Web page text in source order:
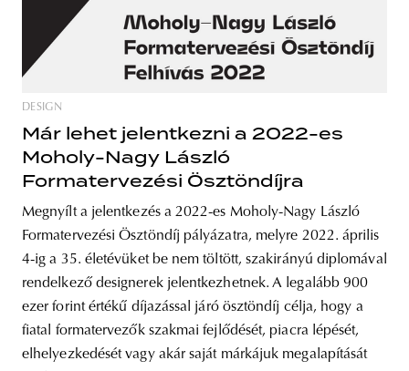
DESIGN
Már lehet jelentkezni a 2022-es
Moholy-Nagy László
Formatervezési Ösztöndíjra
Megnyílt a jelentkezés a 2022-es Moholy-Nagy László
Formatervezési Ösztöndíj pályázatra, melyre 2022. április
4-ig a 35. életévüket be nem töltött, szakirányú diplomával
rendelkező designerek jelentkezhetnek. A legalább 900
ezer forint értékű díjazással járó ösztöndíj célja, hogy a
fiatal formatervezők szakmai fejlődését, piacra lépését,
elhelyezkedését vagy akár saját márkájuk megalapítását